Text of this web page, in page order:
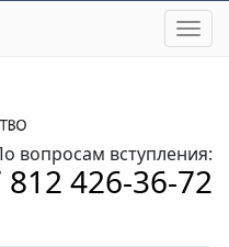
вопросам вступления:
812 426-36-72